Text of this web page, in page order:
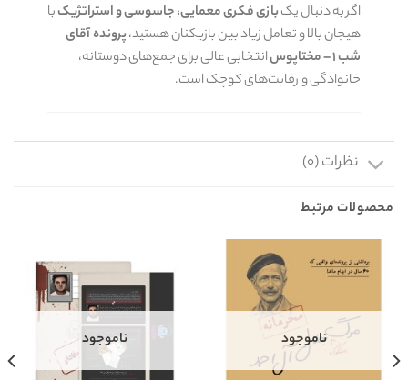
اگر به دنبال یکبازی فکری معمایی، جاسوسی و استراتژیکبا
هیجان بالا و تعامل زیاد بین بازیکنان هستید،پرونده آقای
شب ۱ – مختاپوس
انتخابی عالی برای جمع‌های دوستانه،
خانوادگی و رقابت‌های کوچک است.
نظرات (۰)
محصولات مرتبط
ناموجود ناموجود